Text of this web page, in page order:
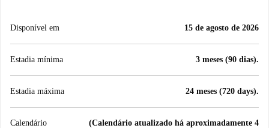
Disponível em 15 de agosto de 2026
Estadia mínima 3 meses (90 dias).
Estadia máxima 24 meses (720 days).
Calendário
(Calendário atualizado há aproximadamente 4